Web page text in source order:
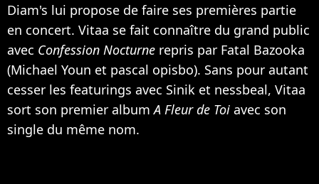
Diam's lui propose de faire ses premières partie
en concert. Vitaa se fait connaître du grand public
avec Confession Nocturne repris par Fatal Bazooka
(Michael Youn et pascal opisbo). Sans pour autant
cesser les featurings avec Sinik et nessbeal, Vitaa
sort son premier albumA Fleur de Toi avec son
single du même nom.